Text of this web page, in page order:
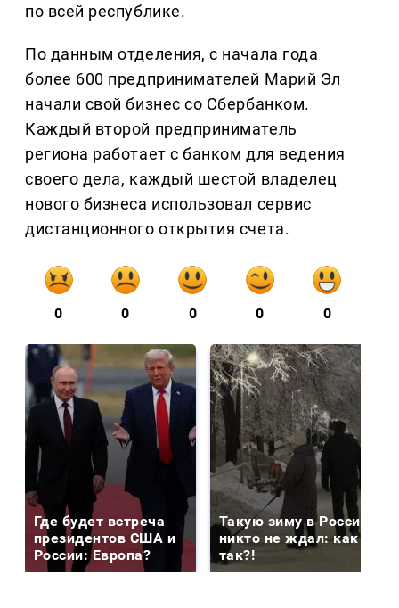
по всей республике.
По данным отделения, с начала года
более 600 предпринимателей Марий Эл
начали свой бизнес со Сбербанком.
Каждый второй предприниматель
региона работает с банком для ведения
своего дела, каждый шестой владелец
нового бизнеса использовал сервис
дистанционного открытия счета.
0 0 0 0 0
Где будет встреча
президентов США и
России: Европа?
Такую зиму в России
никто не ждал: как
так?!